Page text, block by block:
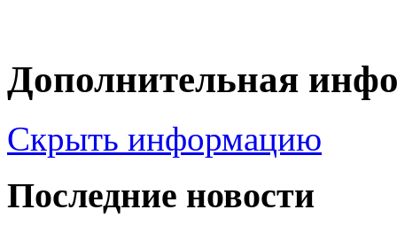
Дополнительная
Скрыть информацию
Последние новости